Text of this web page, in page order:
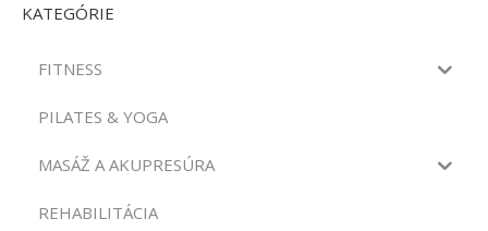
KATEGÓRIE
FITNESS
PILATES & YOGA
MASÁŽ A AKUPRESÚRA
REHABILITÁCIA